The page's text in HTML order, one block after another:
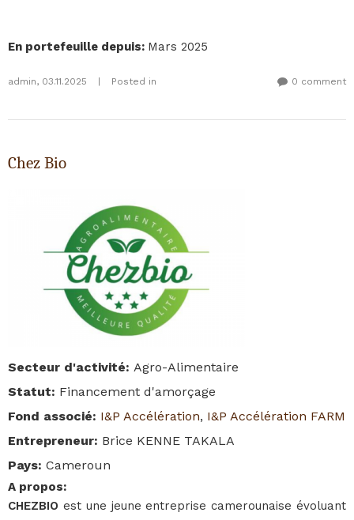
En portefeuille depuis: Mars 2025
admin, 03.11.2025 Posted in 0 comment
Chez Bio
Secteur d'activité: Agro-Alimentaire
Statut: Financement d'amorçage
Fond associé: I&P Accélération, I&P Accélération FARM
Entrepreneur: Brice KENNE TAKALA
Pays: Cameroun
A propos:
CHEZBIO est une jeune entreprise camerounaise évoluant